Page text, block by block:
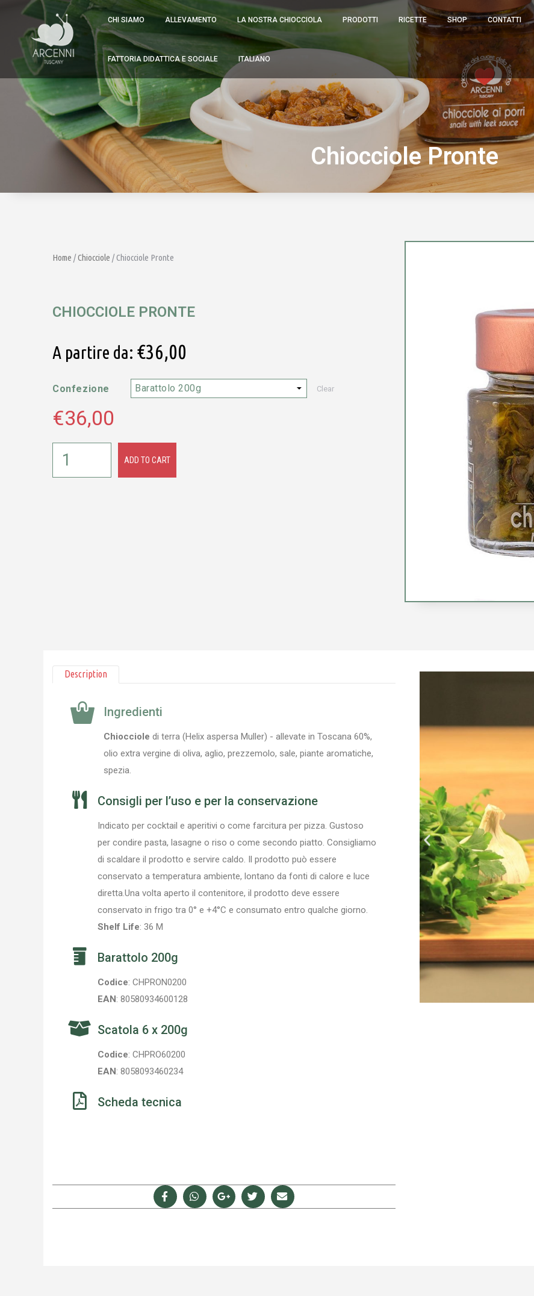
CHI SIAMO ALLEVAMENTO LA NOSTRA CHIOCCIOLA PRODOTTI RICETTE SHOP CONTATTI
FATTORIA DIDATTICA E SOCIALE ITALIANO
Chiocciole Pronte
Home /Chiocciole / Chiocciole Pronte
CHIOCCIOLE PRONTE
A partire da: €36,00
Confezione Clear
€36,00
ADD TO CART
Description
Ingredienti
Chiocciole di terra (Helix aspersa Muller) - allevate in Toscana 60%,
olio extra vergine di oliva, aglio, prezzemolo, sale, piante aromatiche,
spezia.
Consigli per l’uso e per la conservazione​
Indicato per cocktail e aperitivi o come farcitura per pizza. Gustoso
per condire pasta, lasagne o riso o come secondo piatto. Consigliamo
di scaldare il prodotto e servire caldo. Il prodotto può essere
conservato a temperatura ambiente, lontano da fonti di calore e luce
diretta.Una volta aperto il contenitore, il prodotto deve essere
conservato in frigo tra 0° e +4°C e consumato entro qualche giorno.
Shelf Life: 36 M
Barattolo 200g
Codice: CHPRON0200
EAN: 80580934600128
Scatola 6 x 200g
Codice: CHPRO60200
EAN: 8058093460234
Scheda tecnica
CHI SIAMO ALLEVAMENTO LA NOSTRA CHIOCCIOLA PRODOTTI RICETTE SHOP CONTATTI
FATTORIA DIDATTICA E SOCIALE ITALIANO